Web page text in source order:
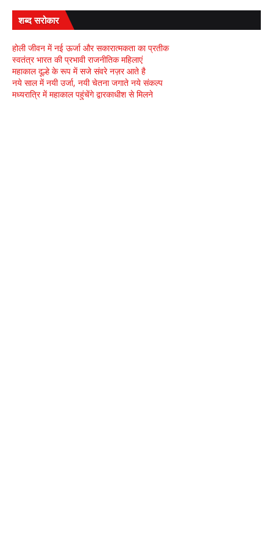
शब्द सरोकार
होली जीवन में नई ऊर्जा और सकारात्मकता का प्रतीक
स्वतंत्र भारत की प्रभावी राजनीतिक महिलाएं
महाकाल दूल्हे के रूप में सजे संवरे नज़र आते है
नये साल में नयी उर्जा, नयी चेतना जगाते नये संकल्प
मध्यरात्रि में महाकाल पहुंचेंगे द्वारकाधीश से मिलने